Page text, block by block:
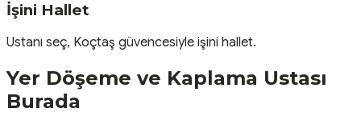
İşini Hallet
Ustanı seç, Koçtaş güvencesiyle işini hallet.
Yer Döşeme ve Kaplama Ustası
Burada